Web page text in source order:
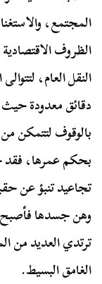
المجتمع،
الظروف
النقل العام،
دقائق معدودة حيث
بالوقوف لتتمكن
بحكم عمرها، فقد
تجاعيد تنبؤ عن
وهن جسدها فأصبح
ترتدي العديد من
الغامق البسيط.